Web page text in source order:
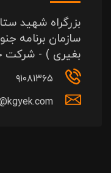
بزرگراه شهید
بغیری ) - شرکت
۹۱۰۸۱۳۶۵